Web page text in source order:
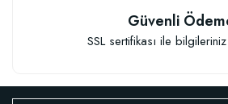
Granül Kaktüs Sukulent Gübresi (0,5 kg)
Güvenli
SSL sertifikası ile